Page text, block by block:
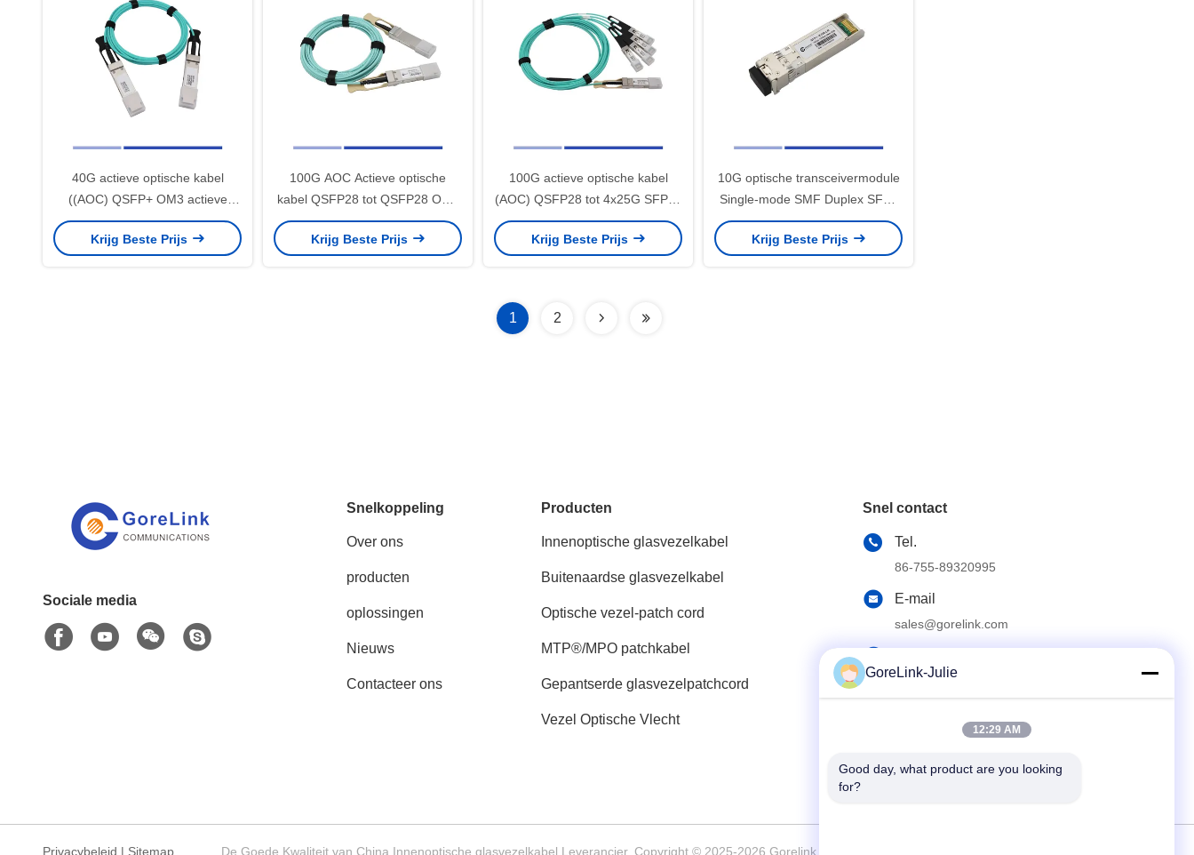
40G actieve optische kabel
((AOC) QSFP+ OM3 actieve
kabel 1m LSZH Aqua
Krijg Beste Prijs
100G AOC Actieve optische
kabel QSFP28 tot QSFP28 OM4
Kabel 3m LSZH Jacket
Krijg Beste Prijs
100G actieve optische kabel
(AOC) QSFP28 tot 4x25G SFP28
breakout kabel OM3 3m
Krijg Beste Prijs
10G optische transceivermodule
Single-mode SMF Duplex SFP+
1310nm 10km 10GBASE-LR
Krijg Beste Prijs
1 2
Sociale media
Snelkoppeling
Over ons
producten
oplossingen
Nieuws
Contacteer ons
Producten
Innenoptische glasvezelkabel
Buitenaardse glasvezelkabel
Optische vezel-patch cord
MTP®/MPO patchkabel
Gepantserde glasvezelpatchcord
Vezel Optische Vlecht
Snel contact
Tel.
86-755-89320995
E-mail
sales@gorelink.com
4F, gebouw E, Shentou Center, Huilong
Road, Longgang District, Shenzhen, China.
Privacybeleid | Sitemap De Goede Kwaliteit van China Innenoptische glasvezelkabel Leverancier. Copyright © 2025-2026 Gorelink Communication (Shenzhen) Co., Ltd. . Alle rechten
GoreLink-Julie
12:29 AM
Good day, what product are you looking
for?